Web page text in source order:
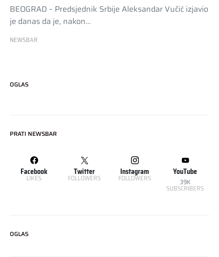
BEOGRAD – Predsjednik Srbije Aleksandar Vučić izjavio
je danas da je, nakon…
NEWSBAR
OGLAS
PRATI NEWSBAR
Facebook
LIKES
Twitter
FOLLOWERS
Instagram
FOLLOWERS
YouTube
39K
SUBSCRIBERS
OGLAS